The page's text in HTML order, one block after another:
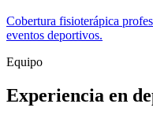
Cobertura fisioterápica
eventos deportivos.
Equipo
Experiencia en